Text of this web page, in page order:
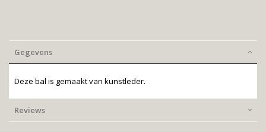
Gegevens
Deze bal is gemaakt van kunstleder.
Reviews